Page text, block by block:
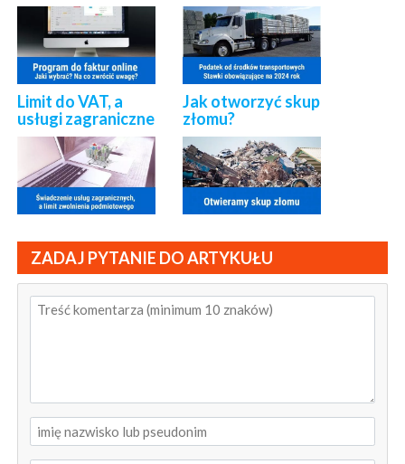
Limit do VAT, a
usługi zagraniczne
Jak otworzyć skup
złomu?
ZADAJ PYTANIE DO ARTYKUŁU